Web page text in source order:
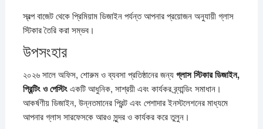
স্বল্প বাজেট থেকে প্রিমিয়াম ডিজাইন পর্যন্ত আপনার প্রয়োজন অনুযায়ী গ্লাস
স্টিকার তৈরি করা সম্ভব।
উপসংহার
২০২৬ সালে অফিস, শোরুম ও ব্যবসা প্রতিষ্ঠানের জন্যগ্লাস স্টিকার ডিজাইন,
প্রিন্টিং ও পেস্টিংএকটি আধুনিক, সাশ্রয়ী এবং কার্যকর ব্র্যান্ডিং সমাধান।
আকর্ষণীয় ডিজাইন, উন্নতমানের প্রিন্ট এবং পেশাদার ইনস্টলেশনের মাধ্যমে
আপনার গ্লাস সারফেসকে আরও সুন্দর ও কার্যকর করে তুলুন।